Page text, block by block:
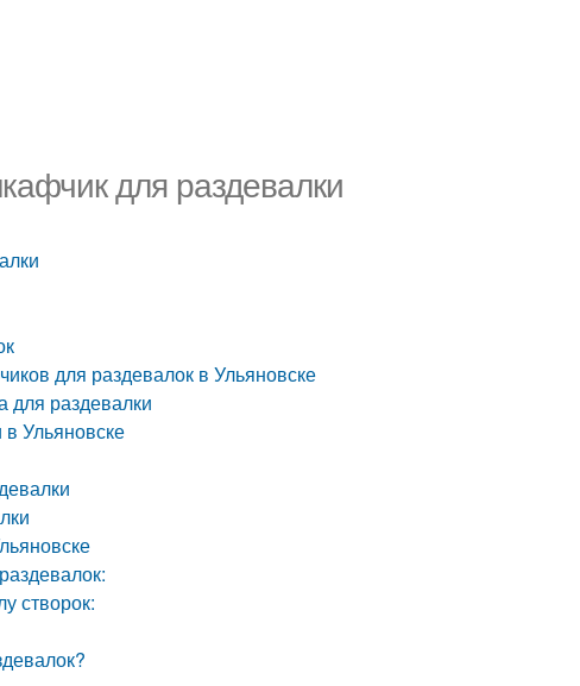
для раздевалки
для раздевалок в Ульяновске
для раздевалки
Ульяновске
створок: